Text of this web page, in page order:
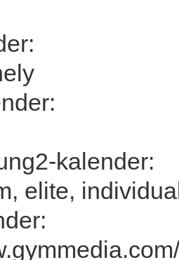
kalender:
elite,